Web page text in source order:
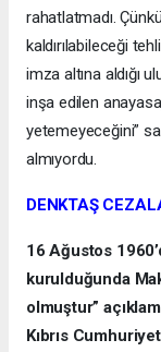
rahatlatmadı.
kaldırılabileceği
imza altına aldığı
inşa edilen
yetemeyeceğini”
almıyordu.
DENKTAŞ
16 Ağustos
kurulduğunda
olmuştur”
Kıbrıs